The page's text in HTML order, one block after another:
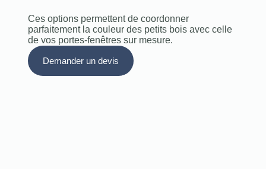
Ces options permettent de coordonner
parfaitement la couleur des petits bois avec celle
de vos portes‑fenêtres sur mesure.
Demander un devis